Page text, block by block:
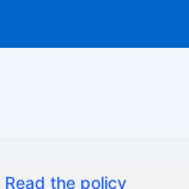
Read the policy